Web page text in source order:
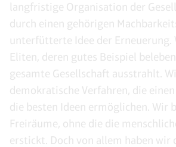
langfristige Organisation der
durch einen gehörigen
unterfütterte Idee der Erneuerung.
Eliten, deren gutes Beispiel
gesamte Gesellschaft ausstrahlt.
demokratische Verfahren, die
die besten Ideen ermöglichen. Wir
Freiräume, ohne die die
erstickt. Doch von allem haben wir